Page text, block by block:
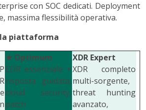
con SOC dedicati. Deployment
massima flessibilità operativa.
piattaforma
★ Optimum
EDR essenziale +
risposta guidata,
cloud security,
patch
XDR Expert
XDR completo
multi-sorgente,
threat hunting
avanzato,